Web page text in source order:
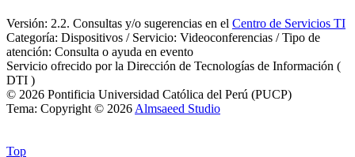
Versión: 2.2. Consultas y/o sugerencias en el Centro de Servicios TI
Categoría: Dispositivos / Servicio: Videoconferencias / Tipo de
atención: Consulta o ayuda en evento
Servicio ofrecido por la Dirección de Tecnologías de Información (
DTI )
© 2026 Pontificia Universidad Católica del Perú (PUCP)
Tema: Copyright © 2026 Almsaeed Studio
Top